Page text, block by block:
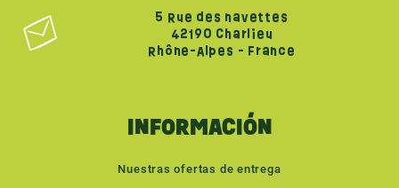
5 Rue des navettes
42190 Charlieu
Rhône-Alpes - France
INFORMACIÓN
Nuestras ofertas de entrega